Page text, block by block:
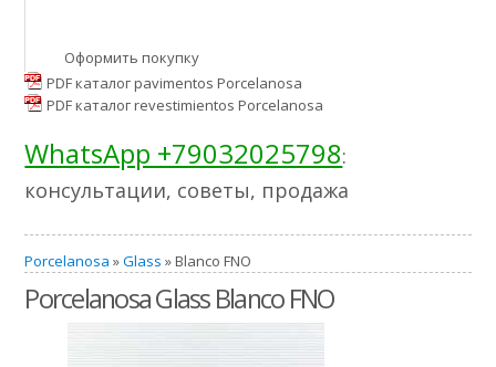
Оформить покупку
PDF каталог pavimentos Porcelanosa
PDF каталог revestimientos Porcelanosa
WhatsApp +79032025798:
консультации, советы, продажа
Porcelanosa »Glass » Blanco FNO
Porcelanosa Glass Blanco FNO